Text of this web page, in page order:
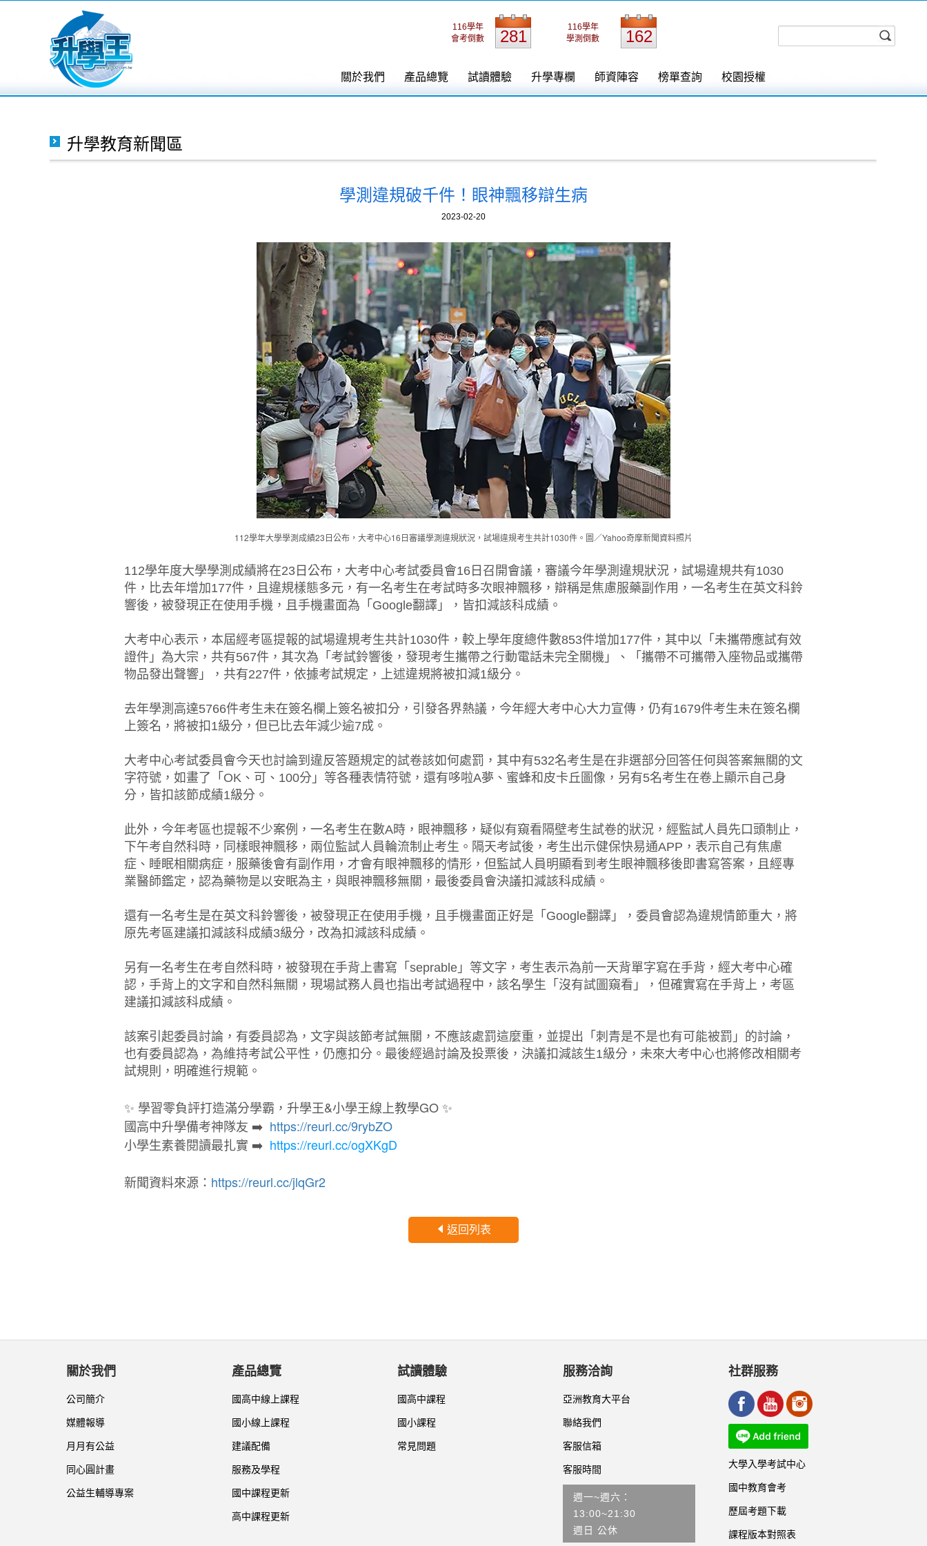
關於我們 產品總覽 試讀體驗 升學專欄 師資陣容 榜單查詢 校園授權
116學年
會考倒數
281
116學年
學測倒數
162
升學教育新聞區
學測違規破千件！眼神飄移辯生病
2023-02-20
112學年大學學測成績23日公布，大考中心16日審議學測違規狀況，試場違規考生共計1030件。圖／Yahoo奇摩新聞資料照片
112學年度大學學測成績將在23日公布，大考中心考試委員會16日召開會議，審議今年學測違規狀況，試場違規共有1030
件，比去年增加177件，且違規樣態多元，有一名考生在考試時多次眼神飄移，辯稱是焦慮服藥副作用，一名考生在英文科鈴
響後，被發現正在使用手機，且手機畫面為「Google翻譯」，皆扣減該科成績。
大考中心表示，本屆經考區提報的試場違規考生共計1030件，較上學年度總件數853件增加177件，其中以「未攜帶應試有效
證件」為大宗，共有567件，其次為「考試鈴響後，發現考生攜帶之行動電話未完全關機」、「攜帶不可攜帶入座物品或攜帶
物品發出聲響」，共有227件，依據考試規定，上述違規將被扣減1級分。
去年學測高達5766件考生未在簽名欄上簽名被扣分，引發各界熱議，今年經大考中心大力宣傳，仍有1679件考生未在簽名欄
上簽名，將被扣1級分，但已比去年減少逾7成。
大考中心考試委員會今天也討論到違反答題規定的試卷該如何處罰，其中有532名考生是在非選部分回答任何與答案無關的文
字符號，如畫了「OK、可、100分」等各種表情符號，還有哆啦A夢、蜜蜂和皮卡丘圖像，另有5名考生在卷上顯示自己身
分，皆扣該節成績1級分。
此外，今年考區也提報不少案例，一名考生在數A時，眼神飄移，疑似有窺看隔壁考生試卷的狀況，經監試人員先口頭制止，
下午考自然科時，同樣眼神飄移，兩位監試人員輪流制止考生。隔天考試後，考生出示健保快易通APP，表示自己有焦慮
症、睡眠相關病症，服藥後會有副作用，才會有眼神飄移的情形，但監試人員明顯看到考生眼神飄移後即書寫答案，且經專
業醫師鑑定，認為藥物是以安眠為主，與眼神飄移無關，最後委員會決議扣減該科成績。
還有一名考生是在英文科鈴響後，被發現正在使用手機，且手機畫面正好是「Google翻譯」，委員會認為違規情節重大，將
原先考區建議扣減該科成績3級分，改為扣減該科成績。
另有一名考生在考自然科時，被發現在手背上書寫「seprable」等文字，考生表示為前一天背單字寫在手背，經大考中心確
認，手背上的文字和自然科無關，現場試務人員也指出考試過程中，該名學生「沒有試圖窺看」，但確實寫在手背上，考區
建議扣減該科成績。
該案引起委員討論，有委員認為，文字與該節考試無關，不應該處罰這麼重，並提出「刺青是不是也有可能被罰」的討論，
也有委員認為，為維持考試公平性，仍應扣分。最後經過討論及投票後，決議扣減該生1級分，未來大考中心也將修改相關考
試規則，明確進行規範。
✨ 學習零負評打造滿分學霸，升學王&小學王線上教學GO ✨
國高中升學備考神隊友 ➡️ https://reurl.cc/9rybZO
小學生素養閱讀最扎實 ➡️ https://reurl.cc/ogXKgD
新聞資料來源： https://reurl.cc/jlqGr2
返回列表
關於我們
公司簡介
媒體報導
月月有公益
同心圓計畫
公益生輔導專案
產品總覽
國高中線上課程
國小線上課程
建議配備
服務及學程
國中課程更新
高中課程更新
試讀體驗
國高中課程
國小課程
常見問題
服務洽詢
亞洲教育大平台
聯絡我們
客服信箱
客服時間
週一~週六：
13:00~21:30
週日 公休
社群服務
大學入學考試中心
國中教育會考
歷屆考題下載
課程版本對照表